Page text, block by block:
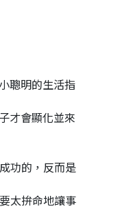
聰明的生活指
才會顯化並來
功的，反而是
太拚命地讓事